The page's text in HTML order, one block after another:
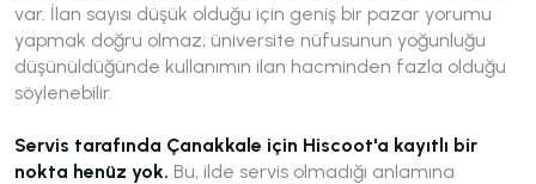
var. İlan sayısı düşük olduğu için geniş bir pazar yorumu
yapmak doğru olmaz; üniversite nüfusunun yoğunluğu
düşünüldüğünde kullanımın ilan hacminden fazla olduğu
söylenebilir.
Servis tarafında Çanakkale için Hiscoot'a kayıtlı bir
nokta henüz yok. Bu, ilde servis olmadığı anlamına